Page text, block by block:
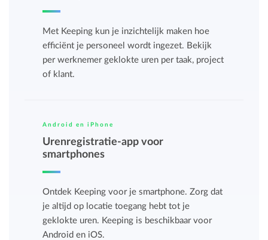
Met Keeping kun je inzichtelijk maken hoe
efficiënt je personeel wordt ingezet. Bekijk
per werknemer geklokte uren per taak, project
of klant.
Android en iPhone
Urenregistratie-app voor
smartphones
Ontdek Keeping voor je smartphone. Zorg dat
je altijd op locatie toegang hebt tot je
geklokte uren. Keeping is beschikbaar voor
Android en iOS.